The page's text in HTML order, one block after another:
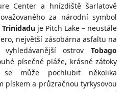
Center a hnízdiště šarlatově
za národní symbol
Trinidadu je Pitch Lake – neustále
největší zásobárna asfaltu na
ostrov Tobago
písečné pláže, krásné zátoky
může pochlubit několika
pískem a průzračnou tyrkysovou